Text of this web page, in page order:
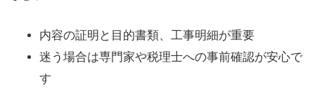
内容の証明と目的書類、工事明細が重要
迷う場合は専門家や税理士への事前確認が安心で
す